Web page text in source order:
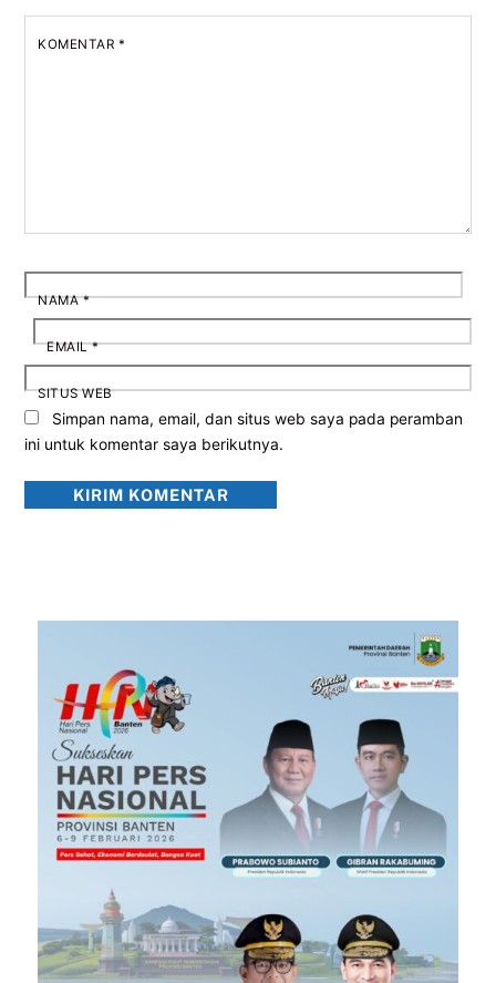
KOMENTAR *
NAMA*
EMAIL*
SITUS WEB
Simpan nama, email, dan situs web saya pada peramban
ini untuk komentar saya berikutnya.